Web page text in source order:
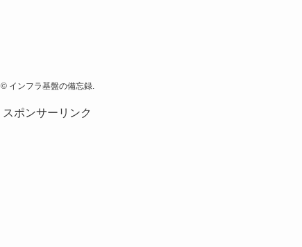
©インフラ基盤の備忘録.
スポンサーリンク